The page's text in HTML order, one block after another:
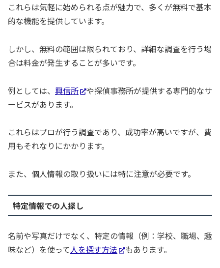
これらは気軽に始められる点が魅力で、多くが無料で基本
的な機能を提供しています。
しかし、無料の範囲は限られており、詳細な調査を行う場
合は料金が発生することが多いです。
例としては、 興信所
や探偵事務所が提供する専門的なサ
ービスがあります。
これらはプロが行う調査であり、成功率が高いですが、費
用もそれなりにかかります。
また、個人情報の取り扱いには特に注意が必要です。
特定情報での人探し
名前や写真だけでなく、特定の情報（例：学校、職場、趣
味など）を使って人を探す方法 もあります。